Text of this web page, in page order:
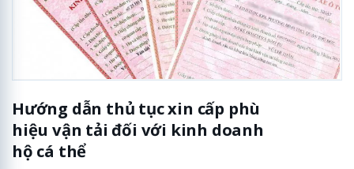
Hướng dẫn thủ tục xin cấp phù
hiệu vận tải đối với kinh doanh
hộ cá thể